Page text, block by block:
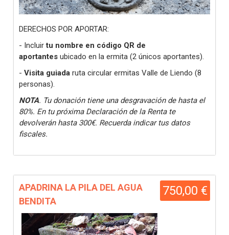
DERECHOS POR APORTAR:
- Incluirtu nombre en código QR de
aportantes ubicado en la ermita (2 únicos aportantes).
- Visita guiada ruta circular ermitas Valle de Liendo (8
personas).
NOTA. Tu donación tiene una desgravación de hasta el
80%. En tu próxima Declaración de la Renta te
devolverán hasta 300€. Recuerda indicar tus datos
fiscales.
750,00 €
APADRINA LA PILA DEL AGUA
BENDITA